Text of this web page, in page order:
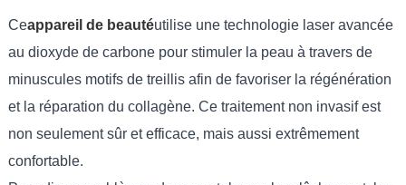
Ceappareil de beautéutilise une technologie laser avancée
au dioxyde de carbone pour stimuler la peau à travers de
minuscules motifs de treillis afin de favoriser la régénération
et la réparation du collagène. Ce traitement non invasif est
non seulement sûr et efficace, mais aussi extrêmement
confortable.